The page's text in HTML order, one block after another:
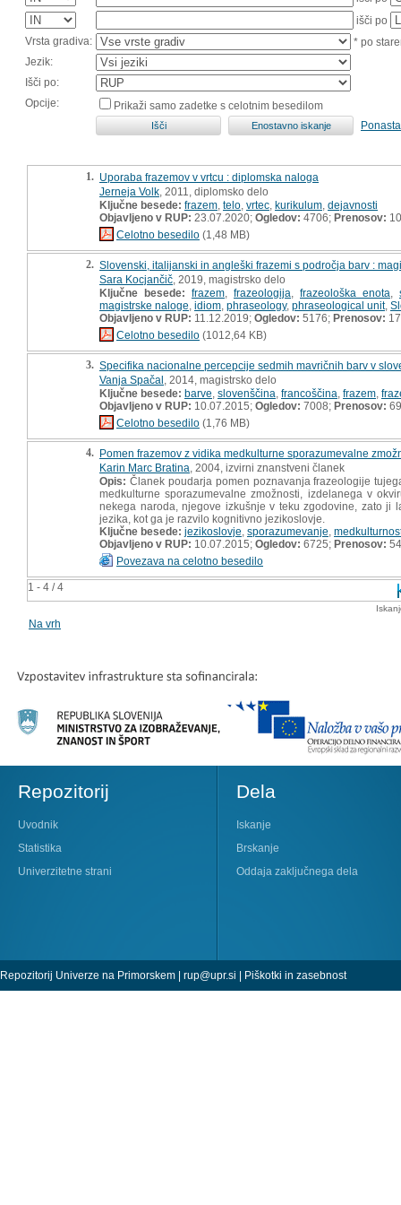
išči po
Vrsta gradiva:
* po
Jezik:
Išči po:
Opcije:
Prikaži samo zadetke s celotnim besedilom
1 - 4 / 4
1. Uporaba frazemov v vrtcu : diplomska naloga
Jerneja Volk , 2011, diplomsko delo
Ključne besede: frazem telo vrtec kurikulum dejavnosti
Objavljeno v RUP: 23.07.2020; Ogledov: 4706; Prenosov:
Celotno besedilo (1,48 MB)
2. Slovenski, italijanski in angleški frazemi s področja barv :
Sara Kocjančič , 2019, magistrsko delo
Ključne besede: frazem frazeologija frazeološka enota
magistrske naloge idiom phraseology, phraseological unit,
Objavljeno v RUP: 11.12.2019; Ogledov: 5176; Prenosov:
Celotno besedilo (1012,64 KB)
3. Specifika nacionalne percepcije sedmih mavričnih barv v
Vanja Spačal , 2014, magistrsko delo
Ključne besede: barve slovenščina francoščina frazem
Objavljeno v RUP: 10.07.2015; Ogledov: 7008; Prenosov: 69
Celotno besedilo (1,76 MB)
4. Pomen frazemov z vidika medkulturne sporazumevalne
Karin Marc Bratina , 2004, izvirni znanstveni članek
Opis: Članek poudarja pomen poznavanja frazeologije
medkulturne sporazumevalne zmožnosti, izdelanega v
nekega naroda, njegove izkušnje v teku zgodovine, zato ji
jezika, kot ga je razvilo kognitivno jezikoslovje.
Ključne besede: jezikoslovje sporazumevanje
Objavljeno v RUP: 10.07.2015; Ogledov: 6725; Prenosov: 54
Povezava na celotno besedilo
Na vrh
Repozitorij
Uvodnik
Statistika
Univerzitetne strani
Dela
Iskanje
Brskanje
Oddaja zaključnega dela
Repozitorij Univerze na Primorskem | rup@upr.si | Piškotki in zasebnost